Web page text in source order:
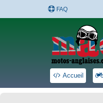
FAQ
Accueil